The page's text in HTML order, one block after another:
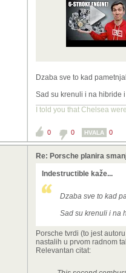
Dzaba sve to kad
Sad su krenuli i na hibride
I told you that Chelsea
0 0 HVALA 0
Re: Porsche planira
Indestructible kaže...
Dzaba sve to kad
Sad su krenuli i na
Porsche tvrdi (to jest
nastalih u prvom radnom
Relevantan citat: